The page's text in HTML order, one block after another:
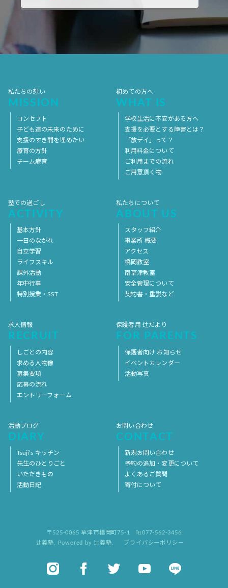
2017年10月 2017年9月 2017年8月
2017年5月
2017年4月
私たちの想い
MISSION
コンセプト
子ども達の未来のために
支援のすき間を埋めたい
療育の方針
チーム療育
初めての方へ
WHAT IS
学校生活に不安がある方へ
支援を必要とする障害とは？
「放デイ」って？
利用料金について
ご利用までの流れ
ご用意頂く物
塾での過ごし
ACTIVITY
基本方針
一日のながれ
自立学習
ライフスキル
課外活動
年中行事
特別授業・SST
私たちについて
ABOUT US
スタッフ紹介
事業所 概要
アクセス
橋岡教室
南草津教室
安全管理について
契約書・重説など
求人情報
RECRUIT
しごとの内容
求める人物像
募集要項
応募の流れ
エントリーフォーム
保護者用 辻だより
FOR PARENTS
保護者向け お知らせ
イベントカレンダー
活動写真
活動ブログ
DIARY
Tsuji’s キッチン
先生のひとりごと
いただきもの
活動日記
お問い合わせ
CONTACT
新規お問い合わせ
予約の追加・変更について
よくあるご質問
寄付について
〒525-0065 草津市橋岡町75-1
℡077-562-3456
辻義塾, Powered by 辻義塾. プライバシーポリシー